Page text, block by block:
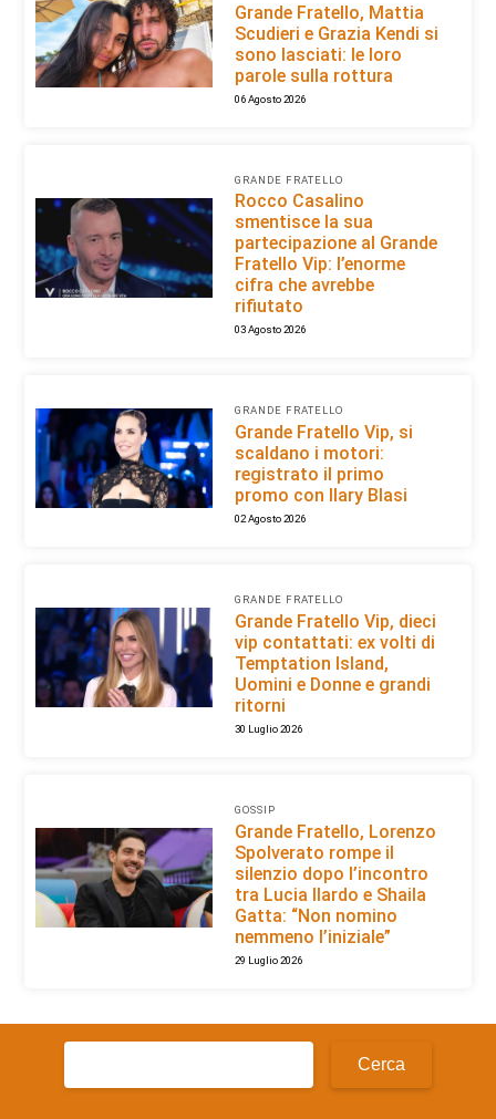
Grande Fratello, Mattia
Scudieri e Grazia Kendi si
sono lasciati: le loro
parole sulla rottura
06 Agosto 2026
GRANDE FRATELLO
Rocco Casalino
smentisce la sua
partecipazione al Grande
Fratello Vip: l’enorme
cifra che avrebbe
rifiutato
03 Agosto 2026
GRANDE FRATELLO
Grande Fratello Vip, si
scaldano i motori:
registrato il primo
promo con Ilary Blasi
02 Agosto 2026
GRANDE FRATELLO
Grande Fratello Vip, dieci
vip contattati: ex volti di
Temptation Island,
Uomini e Donne e grandi
ritorni
30 Luglio 2026
GOSSIP
Grande Fratello, Lorenzo
Spolverato rompe il
silenzio dopo l’incontro
tra Lucia Ilardo e Shaila
Gatta: “Non nomino
nemmeno l’iniziale”
29 Luglio 2026
Ricerca